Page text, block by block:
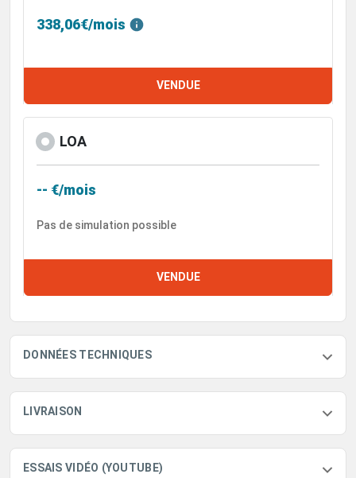
338,06€/mois
VENDUE
LOA
-- €/mois
Pas de simulation possible
VENDUE
DONNÉES TECHNIQUES
LIVRAISON
ESSAIS VIDÉO (YOUTUBE)